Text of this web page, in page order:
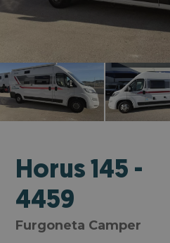
Horus 145 -
4459
Furgoneta Camper